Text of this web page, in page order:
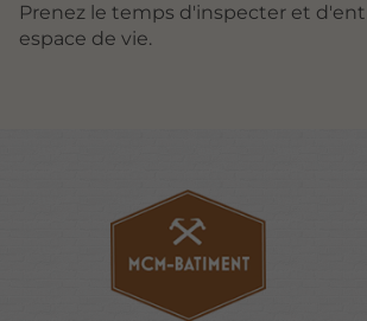
Prenez le temps d'inspecter et
espace de vie.